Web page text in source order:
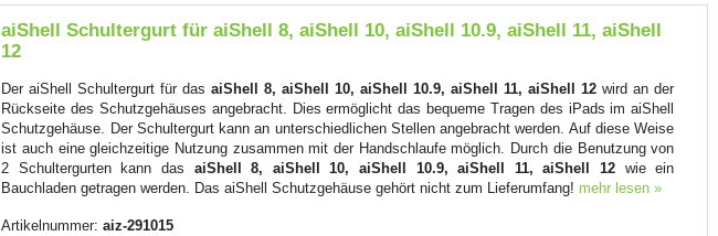
aiShell Schultergurt für aiShell 8, aiShell 10, aiShell 10.9, aiShell 11, aiShell
12
Der aiShell Schultergurt für dasaiShell 8, aiShell 10, aiShell 10.9, aiShell 11, aiShell 12 wird an der
Rückseite des Schutzgehäuses angebracht. Dies ermöglicht das bequeme Tragen des iPads im aiShell
Schutzgehäuse. Der Schultergurt kann an unterschiedlichen Stellen angebracht werden. Auf diese Weise
ist auch eine gleichzeitige Nutzung zusammen mit der Handschlaufe möglich. Durch die Benutzung von
2 Schultergurten kann das aiShell 8, aiShell 10, aiShell 10.9, aiShell 11, aiShell 12 wie ein
Bauchladen getragen werden. Das aiShell Schutzgehäuse gehört nicht zum Lieferumfang! mehr lesen »
Artikelnummer:aiz-291015